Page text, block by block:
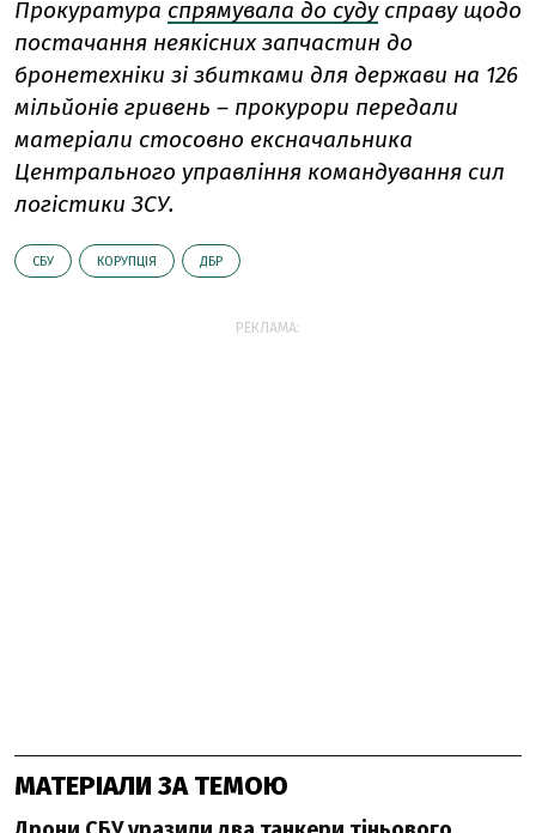
Прокуратура спрямувала до суду справу щодо
постачання неякісних запчастин до
бронетехніки зі збитками для держави на 126
мільйонів гривень – прокурори передали
матеріали стосовно ексначальника
Центрального управління командування сил
логістики ЗСУ.
СБУ КОРУПЦІЯ ДБР
РЕКЛАМА:
МАТЕРІАЛИ ЗА ТЕМОЮ